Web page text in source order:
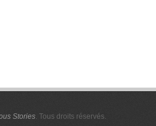
Stories. Tous droits réservés.